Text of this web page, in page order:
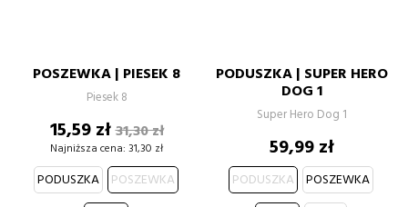
POSZEWKA | PIESEK 8
Piesek 8
Cena
15,59 złCena
podstawowa
31,30 zł
Najniższa cena: 31,30 zł
PODUSZKA
POSZEWKA
PODUSZKA | SUPER HERO
DOG 1
Super Hero Dog 1
Cena
59,99 zł
PODUSZKA
POSZEWKA